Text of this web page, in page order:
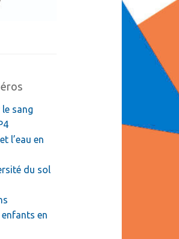
sang
l’eau en
du sol
en